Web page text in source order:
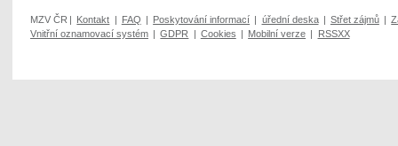
MZV ČR | Kontakt | FAQ | Poskytování informací | úřední deska | Střet zájmů |
Vnitřní oznamovací systém | GDPR | Cookies | Mobilní verze | RSSXX